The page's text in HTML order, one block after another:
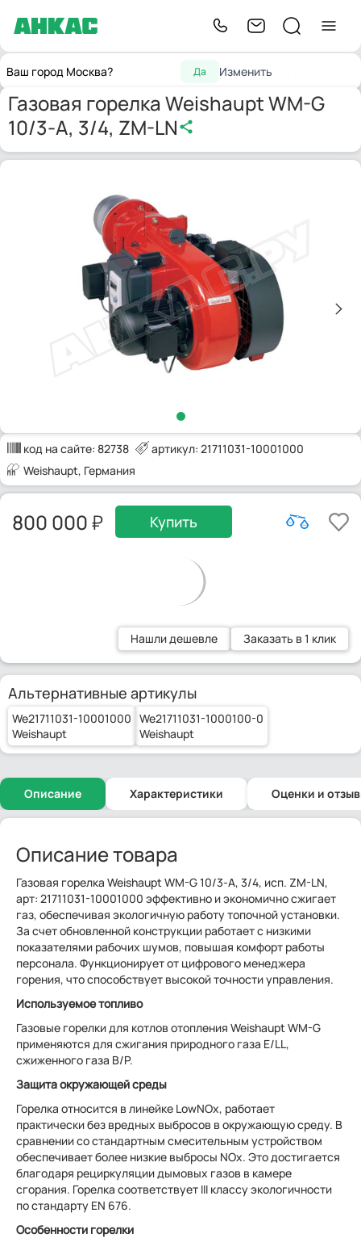
Ваш город Москва? Да Изменить
Главнаякотлов отопления
горелки
Газовая горелка Weishaupt WM-
G 10/3-A, 3/4, ZM-LN
Газовая горелка Weishaupt WM-G
10/3-A, 3/4, ZM-LN
код на сайте: 82738
артикул: 21711031-10001000
Weishaupt, Германия
800 000 Купить
Нашли дешевле Заказать в 1 клик
Альтернативные артикулы
We21711031-10001000
Weishaupt
We21711031-1000100-0
Weishaupt
Описание Характеристики Оценки и
Описание товара
Газовая горелка Weishaupt WM-G 10/3-A, 3/4, исп. ZM-LN,
арт: 21711031-10001000 эффективно и экономично сжигает
газ, обеспечивая экологичную работу топочной установки.
За счет обновленной конструкции работает с низкими
показателями рабочих шумов, повышая комфорт работы
персонала. Функционирует от цифрового менеджера
горения, что способствует высокой точности управления.
Используемое топливо
Газовые горелки для котлов отопления Weishaupt WM-G
применяются для сжигания природного газа E/LL,
сжиженного газа B/P.
Защита окружающей среды
Горелка относится в линейке LowNOx, работает
практически без вредных выбросов в окружающую среду. В
сравнении со стандартным смесительным устройством
обеспечивает более низкие выбросы NOx. Это достигается
благодаря рециркуляции дымовых газов в камере
сгорания. Горелка соответствует III классу экологичности
по стандарту EN 676.
Особенности горелки